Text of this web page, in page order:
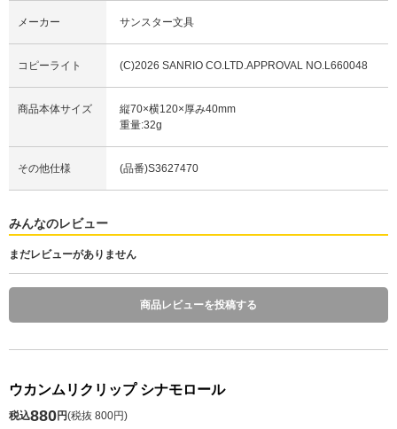
メーカー サンスター文具
コピーライト (C)2026 SANRIO CO.LTD.APPROVAL NO.L660048
商品本体サイズ
縦70×横120×厚み40mm
重量:32g
その他仕様 (品番)S3627470
みんなのレビュー
まだレビューがありません
商品レビューを投稿する
ウカンムリクリップ シナモロール
税込880円(税抜 800円)